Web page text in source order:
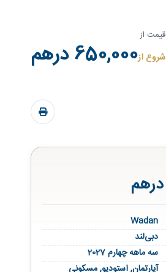
قیمت از
شروع از650,000 درهم
Wadan
دبی‌لند
سه ماهه چهارم 2027